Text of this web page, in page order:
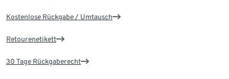
Kostenlose Rückgabe / Umtausch
Retourenetikett
30 Tage Rückgaberecht